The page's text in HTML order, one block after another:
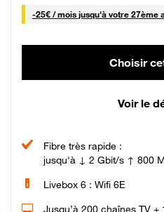
-25€ / mois25 € par mois
jusqu'à votre 27ème
Choisir
Voir le
Fibre très rapide :
jusqu'à ↓ 2 Gbit/s ↑ 800
Livebox 6 : Wifi 6E
Jusqu’à 200 chaînes TV